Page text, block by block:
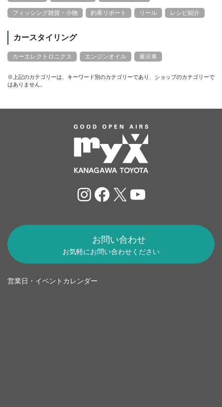
フィッシング雑貨・小物 釣果リポート リール レシピ紹介
カースタイリング
カーエレクトロニクス エンジンオイル 展示車
※上記のカテゴリーは、キーワード別のカテゴリーであり、ショップのカテゴリーで
はありません。
Instagram
Facebook
X YouTube
お問い合わせ
お気軽にお問い合わせください
営業日・イベントカレンダー